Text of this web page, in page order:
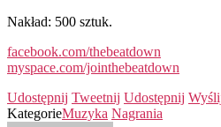
Nakład: 500 sztuk.
facebook.com/thebeatdown
myspace.com/jointhebeatdown
Udostępnij Tweetnij Udostępnij
KategorieMuzyka Nagrania